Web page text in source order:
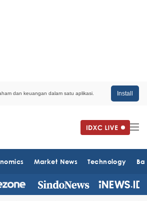
dan keuangan dalam satu aplikasi. Install
Market News Technology